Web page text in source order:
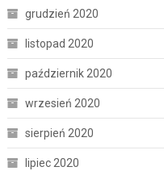
grudzień 2020
listopad 2020
październik 2020
wrzesień 2020
sierpień 2020
lipiec 2020